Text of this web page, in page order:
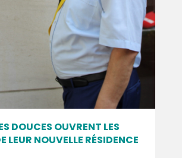
DOUCES OUVRENT LES
LEUR NOUVELLE RÉSIDENCE